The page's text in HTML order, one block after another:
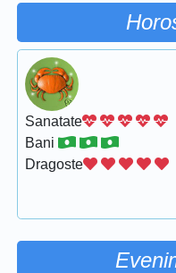
Sanatate
Bani
Dragoste